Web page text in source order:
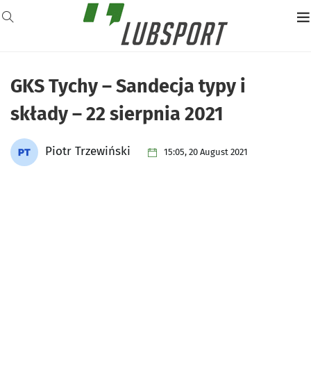
GKS Tychy – Sandecja typy i
składy – 22 sierpnia 2021
Piotr Trzewiński 15:05, 20 August 2021